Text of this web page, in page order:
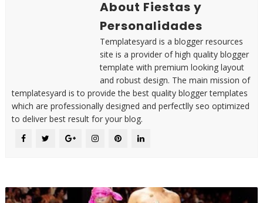
About Fiestas y
Personalidades
Templatesyard is a blogger resources
site is a provider of high quality blogger
template with premium looking layout
and robust design. The main mission of
templatesyard is to provide the best quality blogger templates
which are professionally designed and perfectlly seo optimized
to deliver best result for your blog.